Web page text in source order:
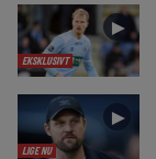
EKSKLUSIVT
►
LIGE NU
►